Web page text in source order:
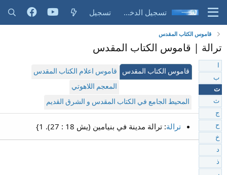
تسجيل الدخول تسجيل
قاموس الكتاب المقدس
ترالة | قاموس الكتاب المقدس
قاموس الكتاب المقدس
قاموس اعلام الكتاب المقدس
المعجم اللاهوتي
المحيط الجامع في الكتاب المقدس و الشرق القديم
ترالة: ترالة مدينة في بنيامين (يش 18 : 27). 1}
ب
ت
ث
ج
ح
خ
د
ذ